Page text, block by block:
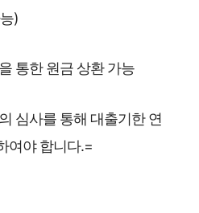
)
통한 원금 상환 가능
심사를 통해 대출기한 연
여야 합니다.=